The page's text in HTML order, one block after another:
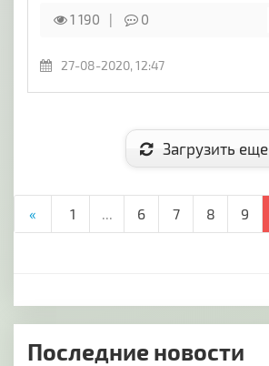
1 190 0
27-08-2020, 12:47
Загрузить еще
« 1 ... 6 7 8 9
Последние новости